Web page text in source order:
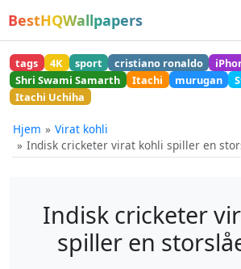
BestHQWallpapers
tags 4K sport cristiano ronaldo
Shri Swami Samarth
Itachi murugan
Itachi Uchiha
Hjem
Virat kohli
Indisk cricketer virat kohli spiller en
Indisk cricketer
spiller en